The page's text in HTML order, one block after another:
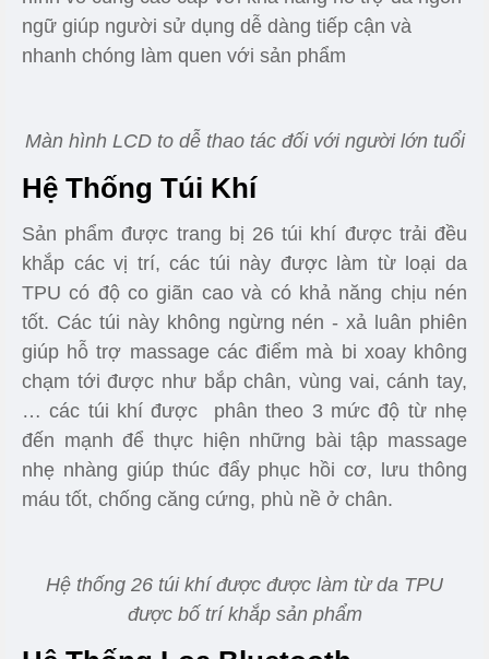
nhưng không được phép làm giảm độ hiệu quả
của các thiết bị bên trong.Việc đo, cắt và may
buộc phải làm lại từ đầu.
Da PU có khả năng chống ám mùi và có độ bền
lớn
Màn Hình Điều Khiển Ipad
Tuy là dòng sản phẩmghế massage giá rẻ,
nhưngKuzunu Y13 vẫn được trang bị cả một màn
hình vô cùng cao cấp với khả năng hỗ trợ đa ngôn
ngữ giúp người sử dụng dễ dàng tiếp cận và
nhanh chóng làm quen với sản phẩm
Hệ Thống Túi Khí
Sản phẩm được trang bị 26 túi khí được trải đều